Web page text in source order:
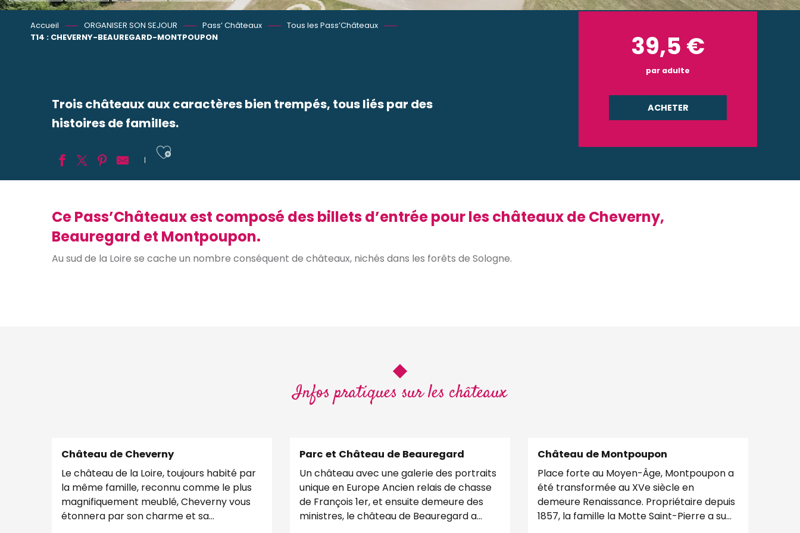
Accueil ORGANISER SON SEJOUR Pass’ Châteaux
Tous les Pass’Châteaux
T14 : CHEVERNY-BEAUREGARD-MONTPOUPON
Trois châteaux aux caractères bien trempés, tous liés par des
histoires de familles.
Ajouter aux favoris
39,5 €
par adulte
ACHETER
Ce Pass’Châteaux est composé des billets d’entrée pour les châteaux de Cheverny,
Beauregard et Montpoupon.
Au sud de la Loire se cache un nombre conséquent de châteaux, nichés dans les forêts de Sologne.
Infos pratiques sur les châteaux
Château de Cheverny
Le château de la Loire, toujours habité par
la même famille, reconnu comme le plus
magnifiquement meublé, Cheverny vous
étonnera par son charme et sa
Parc et Château de Beauregard
Un château avec une galerie des portraits
unique en Europe Ancien relais de chasse
de François 1er, et ensuite demeure des
ministres, le château de Beauregard a
Château de Montpoupon
Place forte au Moyen-Âge, Montpoupon a
été transformée au XVe siècle en
demeure Renaissance. Propriétaire depuis
1857, la famille la Motte Saint-Pierre a su